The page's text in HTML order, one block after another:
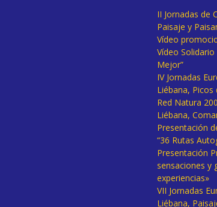
II Jornadas de
Paisaje y
Vídeo
Vídeo
Mejor”
IV Jornadas
Liébana, Picos
Red Natura
Liébana,
Presentación
“36 Rutas
Presentación
sensaciones y
experiencias»
VII Jornadas
Liébana,